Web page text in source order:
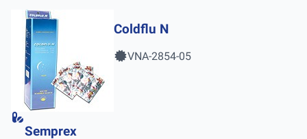
Coldflu N
VNA-2854-05
Semprex